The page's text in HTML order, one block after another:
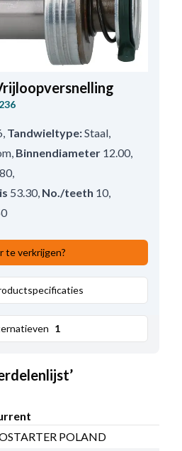
, Tandwieltype:Staal,
, Binnendiameter 12.00,
,
53.30, No./teeth 10,
te verkrijgen?
1
POLAND